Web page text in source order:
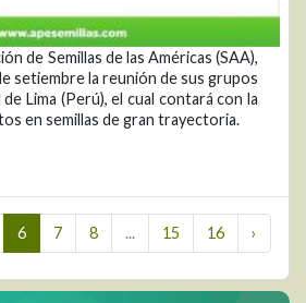
de Semillas de las Américas (SAA),
setiembre la reunión de sus grupos
Lima (Perú), el cual contará con la
en semillas de gran trayectoria.
6 7 8 ... 15 16 ›